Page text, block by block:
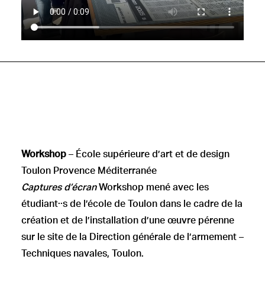
Workshop – École supérieure d’art et de design
Toulon Provence Méditerranée
Captures d’écranWorkshop mené avec les
étudiant··s de l’école de Toulon dans le cadre de la
création et de l’installation d’une œuvre pérenne
sur le site de la Direction générale de l’armement –
Techniques navales, Toulon.